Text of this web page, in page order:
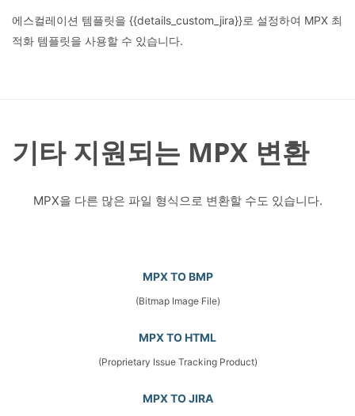
에스컬레이션 템플릿을 {{details_custom_jira}}로 설정하여 MPX 최
적화 템플릿을 사용할 수 있습니다.
기타 지원되는 MPX 변환
MPX을 다른 많은 파일 형식으로 변환할 수도 있습니다.
MPX TO BMP
(Bitmap Image File)
MPX TO HTML
(Proprietary Issue Tracking Product)
MPX TO JIRA